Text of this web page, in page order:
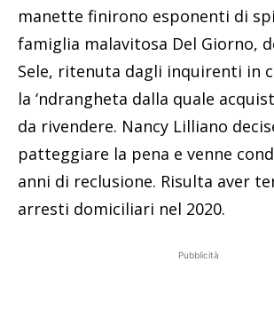
manette finirono esponenti di
famiglia malavitosa Del Giorno,
Sele, ritenuta dagli inquirenti in
la ‘ndrangheta dalla quale
da rivendere. Nancy Lilliano
patteggiare la pena e venne
anni di reclusione. Risulta aver
arresti domiciliari nel 2020.
Pubblicità